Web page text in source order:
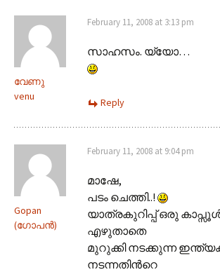
വേണു
venu
February 11, 2008 at 3:13 pm
സാഹസം. യ്യോ…
Reply
Gopan
(ഗോപന്‍)
February 11, 2008 at 9:04 pm
മാഷേ,
പടം ചെത്തി..!
യാത്രകുറിപ്പ് ഒരു
എഴുതാതെ
മുറുക്കി നടക്കുന്ന
നടന്നതിന്‍റെ